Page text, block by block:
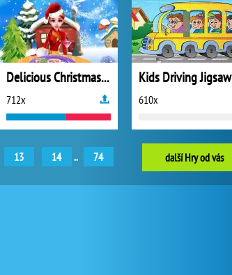
Delicious Christmas Cookies Cooking
712x
Kids Driving Jigsaw
610x
13 14 .. 74 další Hry od vás